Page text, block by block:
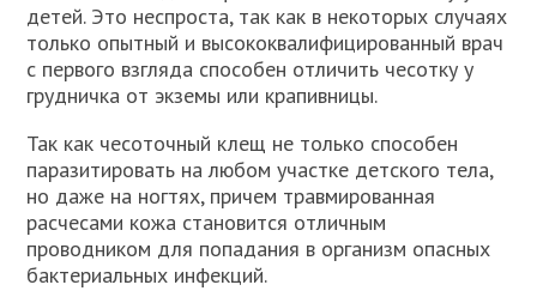
детей. Это неспроста, так как в некоторых случаях
только опытный и высококвалифицированный врач
с первого взгляда способен отличить чесотку у
грудничка от экземы или крапивницы.
Так как чесоточный клещ не только способен
паразитировать на любом участке детского тела,
но даже на ногтях, причем травмированная
расчесами кожа становится отличным
проводником для попадания в организм опасных
бактериальных инфекций.